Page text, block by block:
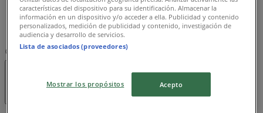
11:00 - 10:00
Sábado
11:00 - 10:00
características del dispositivo para su identificación. Almacenar la
información en un dispositivo y/o acceder a ella. Publicidad y contenido
personalizados, medición de publicidad y contenido, investigación de
audiencia y desarrollo de servicios.
Lista de asociados (proveedores)
Mostrar los propósitos Acepto